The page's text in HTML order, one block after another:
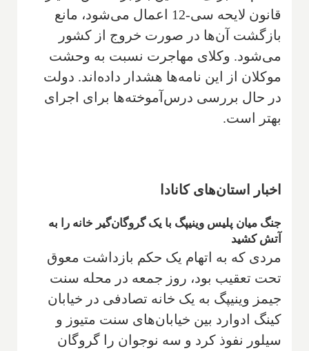
قانون لایحه سی-12 اعمال می‌شود، مانع
بازگشت آن‌ها در صورت خروج از کشور
می‌شود. وکلای مهاجرت نسبت به وحشت
موکلان از این نامه‌ها هشدار داده‌اند. دولت
در حال بررسی درس‌آموخته‌ها برای اجرای
بهتر است.
اخبار استان‌های کانادا
جنگ میان پلیس وینیپگ با یک گروگان‌گیر خانه را به
آتش کشید
مردی که به اتهام یک حکم بازداشت معوق
تحت تعقیب بود، روز جمعه در محله سنت
جیمز وینیپگ به یک خانه تصادفی در خیابان
کینگ ادوارد بین خیابان‌های سنت متیوز و
سیلور نفوذ کرد و سه نوجوان را گروگان